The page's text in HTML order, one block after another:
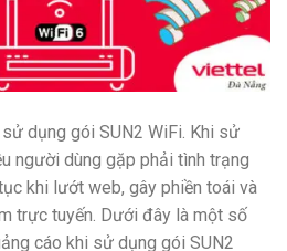
dụng gói SUN2 WiFi. Khi sử
người dùng gặp phải tình trạng
khi lướt web, gây phiền toái và
trực tuyến. Dưới đây là một số
cáo khi sử dụng gói SUN2